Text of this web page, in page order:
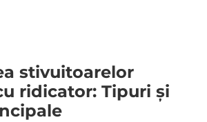
stivuitoarelor
ridicator: Tipuri și